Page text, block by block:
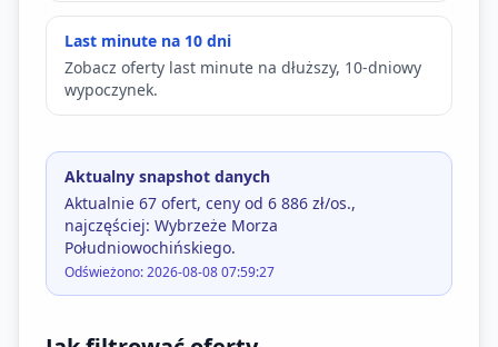
Last minute na 10 dni
Zobacz oferty last minute na dłuższy, 10-dniowy
wypoczynek.
Aktualny snapshot danych
Aktualnie 67 ofert, ceny od 6 886 zł/os.,
najczęściej: Wybrzeże Morza
Południowochińskiego.
Odświeżono: 2026-08-08 07:59:27